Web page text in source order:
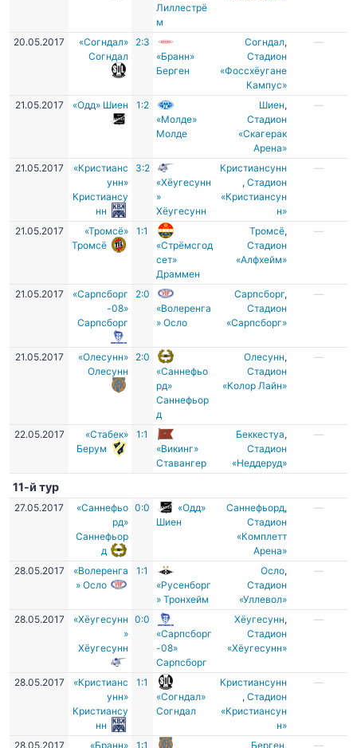
Лиллестрё
м
20.05.2017
«Согндал»
Согндал
2:3
«Бранн»
Берген
Согндал,
Стадион
«Фоссхёугане
Кампус»
—
21.05.2017 «Одд» Шиен
1:2
«Молде»
Молде
Шиен,
Cтадион
«Скагерак
Арена»
—
21.05.2017
«Кристианс
унн»
Кристиансу
нн
3:2
«Хёугесунн
»
Хёугесунн
Кристиансунн
,Стадион
«Кристиансун
н»
—
21.05.2017
«Тромсё»
Тромсё
1:1
«Стрёмсгод
сет»
Драммен
Тромсё,
Стадион
«Алфхейм»
—
21.05.2017
«Сарпсборг
-08»
Сарпсборг
2:0
«Волеренга
» Осло
Сарпсборг,
Стадион
«Сарпсборг»
—
21.05.2017
«Олесунн»
Олесунн
2:0
«Саннефьо
рд»
Саннефьор
д
Олесунн,
Cтадион
«Колор Лайн»
—
22.05.2017
«Стабек»
Берум
1:1
«Викинг»
Ставангер
Беккестуа,
Стадион
«Неддеруд»
—
11-й тур
27.05.2017
«Саннефьо
рд»
Саннефьор
д
0:0
«Одд»
Шиен
Саннефьорд,
Стадион
«Комплетт
Арена»
—
28.05.2017
«Волеренга
» Осло
1:1
«Русенборг
» Тронхейм
Осло,
Стадион
«Уллевол»
—
28.05.2017
«Хёугесунн
»
Хёугесунн
0:0
«Сарпсборг
-08»
Сарпсборг
Хёугесунн,
Cтадион
«Хёугесунн»
—
28.05.2017
«Кристианс
унн»
Кристиансу
нн
1:1
«Согндал»
Согндал
Кристиансунн
,Стадион
«Кристиансун
н»
—
28.05.2017 «Бранн» 1:1 Берген, —